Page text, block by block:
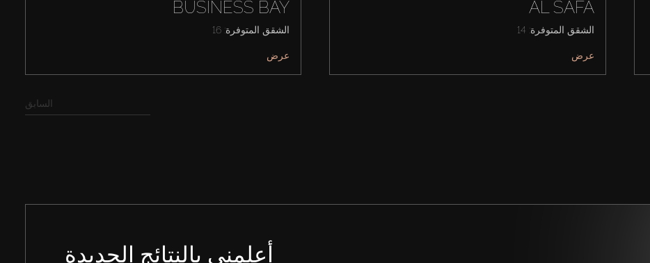
BUSINESS BAY
الشقق المتوفرة: 16
عرض
AL SAFA
الشقق المتوفرة: 14
عرض
السابق
أعلمني بالنتائج الجديدة